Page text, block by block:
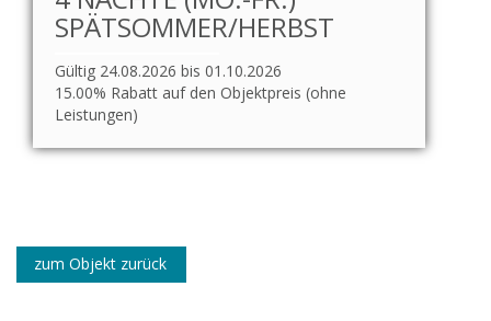
SPÄTSOMMER/HERBST
Gültig 24.08.2026 bis 01.10.2026
15.00% Rabatt auf den Objektpreis (ohne
Leistungen)
zum Objekt zurück